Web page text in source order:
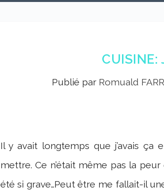
CUISINE:
Publié par Romuald
Il y avait longtemps que j’avais ça
mettre. Ce n’était même pas la
été si grave…Peut être me fallait-il